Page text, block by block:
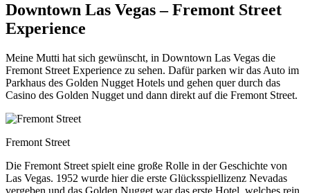
Downtown Las Vegas – Fremont Street
Experience
Meine Mutti hat sich gewünscht, in Downtown Las Vegas die
Fremont Street Experience zu sehen. Dafür parken wir das Auto im
Parkhaus des Golden Nugget Hotels und gehen quer durch das
Casino des Golden Nugget und dann direkt auf die Fremont Street.
Fremont Street
Die Fremont Street spielt eine große Rolle in der Geschichte von
Las Vegas. 1952 wurde hier die erste Glücksspiellizenz Nevadas
vergeben und das Golden Nugget war das erste Hotel, welches rein